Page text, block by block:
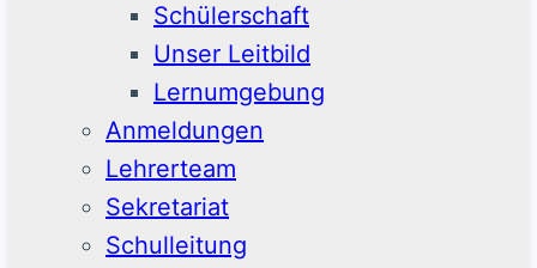
Schülerschaft
Unser Leitbild
Lernumgebung
Anmeldungen
Lehrerteam
Sekretariat
Schulleitung